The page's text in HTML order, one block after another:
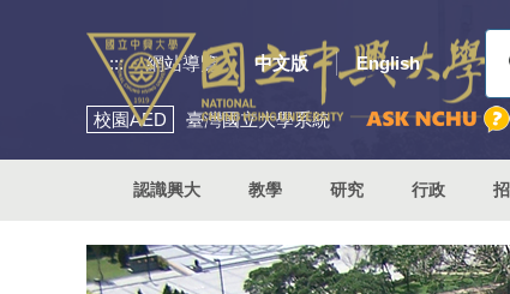
::: 網站導覽 中文版 English
校園AED 臺灣國立大學系統
認識興大 教學 研究 行政